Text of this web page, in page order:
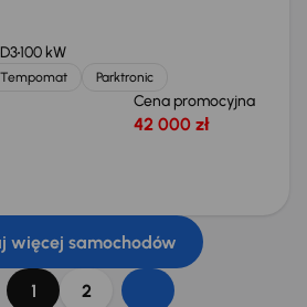
D3100 kW
Tempomat Parktronic
Cena promocyjna
42 000 zł
więcej samochodów
1 2